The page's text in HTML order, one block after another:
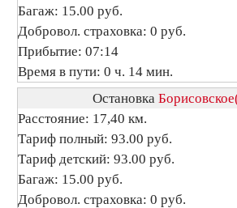
Багаж: 15.00 руб.
Добровол. страховка: 0 руб.
Прибытие: 07:14
Время в пути: 0 ч. 14 мин.
Остановка
Расстояние: 17,40 км.
Тариф полный: 93.00 руб.
Тариф детский: 93.00 руб.
Багаж: 15.00 руб.
Добровол. страховка: 0 руб.